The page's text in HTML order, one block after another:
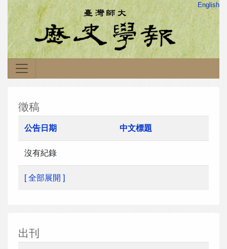
English
徵稿
公告日期 中文標題
沒有紀錄
[ 全部展開 ]
出刊